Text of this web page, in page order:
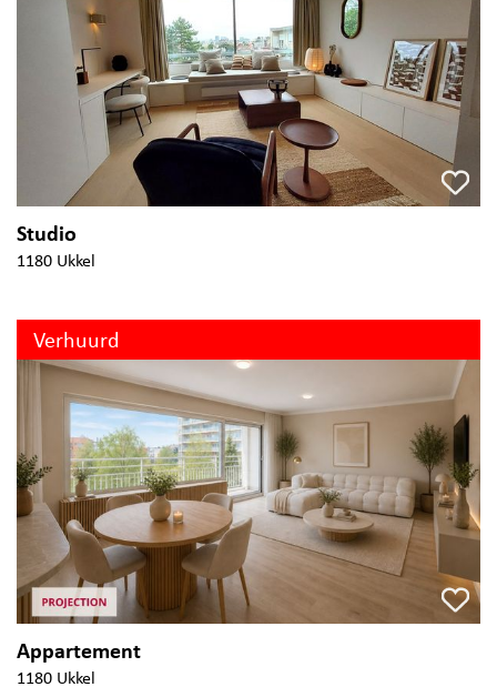
Studio
1180 Ukkel
Verhuurd
Appartement
1180 Ukkel